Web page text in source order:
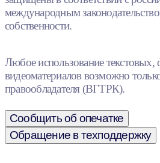
международным
собственности.
Любое использование текстовых,
видеоматериалов возможно
правообладателя (ВГТРК).
Сообщить об опечатке
Обращение в техподдержку